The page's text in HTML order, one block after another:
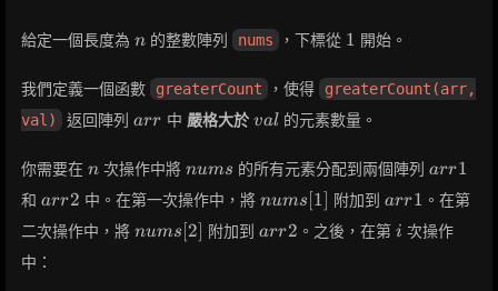
給定一個長度為 n
n 的整數陣列 nums ，下標從 1
1 開始。
我們定義一個函數 greaterCount ，使得
greaterCount(arr,
val)
返回陣列 arr
arr 中 嚴格大於 val
val的元素數量。
你需要在 n
n 次操作中將 nums
nums 的所有元素分配到兩個陣列 arr1
arr1
和 arr2
arr2 中。在第一次操作中，將 nums[1]
nums 1 附加到 arr1
arr1 。在第
二次操作中，將 nums[2]
nums 2 附加到 arr2
arr2 。之後，在第 i
i 次操作
中：